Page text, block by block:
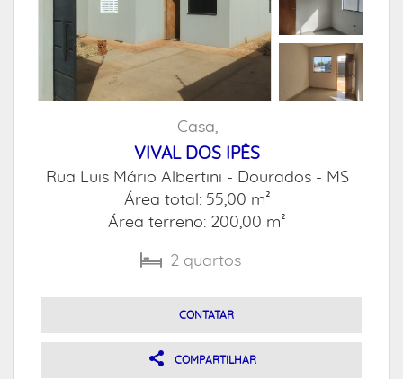
Casa,
VIVAL DOS IPÊS
Rua Luis Mário Albertini - Dourados - MS
Área total: 55,00 m²
Área terreno: 200,00 m²
2 quartos
CONTATAR
COMPARTILHAR